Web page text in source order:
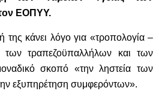
ΕΟΠΥΥ.
κάνει λόγο για «τροπολογία –
των τραπεζοϋπαλλήλων και των
σκοπό «την ληστεία των
εξυπηρέτηση συμφερόντων».